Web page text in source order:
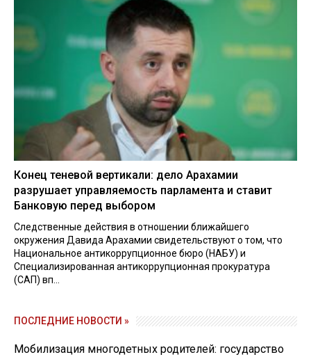
Конец теневой вертикали: дело Арахамии
разрушает управляемость парламента и ставит
Банковую перед выбором
Следственные действия в отношении ближайшего
окружения Давида Арахамии свидетельствуют о том, что
Национальное антикоррупционное бюро (НАБУ) и
Специализированная антикоррупционная прокуратура
(САП) вп...
ПОСЛЕДНИЕ НОВОСТИ »
Мобилизация многодетных родителей: государство